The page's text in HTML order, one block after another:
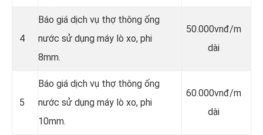
4
Báo giá dịch vụ thợ thông ống
nước sử dụng máy lò xo, phi
8mm.
50.000vnđ/m
dài
5
Báo giá dịch vụ thợ thông ống
nước sử dụng máy lò xo, phi
10mm.
60.000vnđ/m
dài